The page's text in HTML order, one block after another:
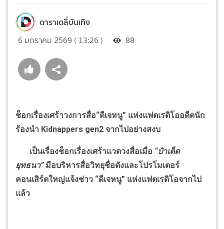
ดาราเดลี่บันเทิง
6 มกราคม 2569 ( 13:26 ) 88
ช็อกเรื่องเศร้าวงการสื่อ“ดีเจหนู” แห่งแฟตเรดิโออดีตนัก
ร้องนำ Kidnappers gen2 จากไปอย่างสงบ
เป็นเรื่องช็อกเรื่องเศร้าแวดวงสื่อเมื่อ “ป๋าเต็ด
ยุทธนา” มือบริหารสื่อวิทยุชื่อดังและโปรโมเตอร์
คอนเสิร์ตใหญ่แจ้งช่าว “ดีเจหนู” แห่งแฟตเรดิโอจากไป
แล้ว